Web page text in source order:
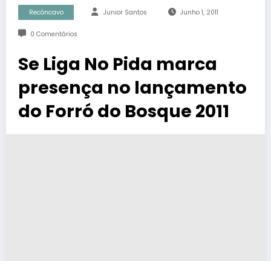
Recôncavo Junior Santos Junho 1, 2011
0 Comentários
Se Liga No Pida marca
presença no lançamento
do Forró do Bosque 2011